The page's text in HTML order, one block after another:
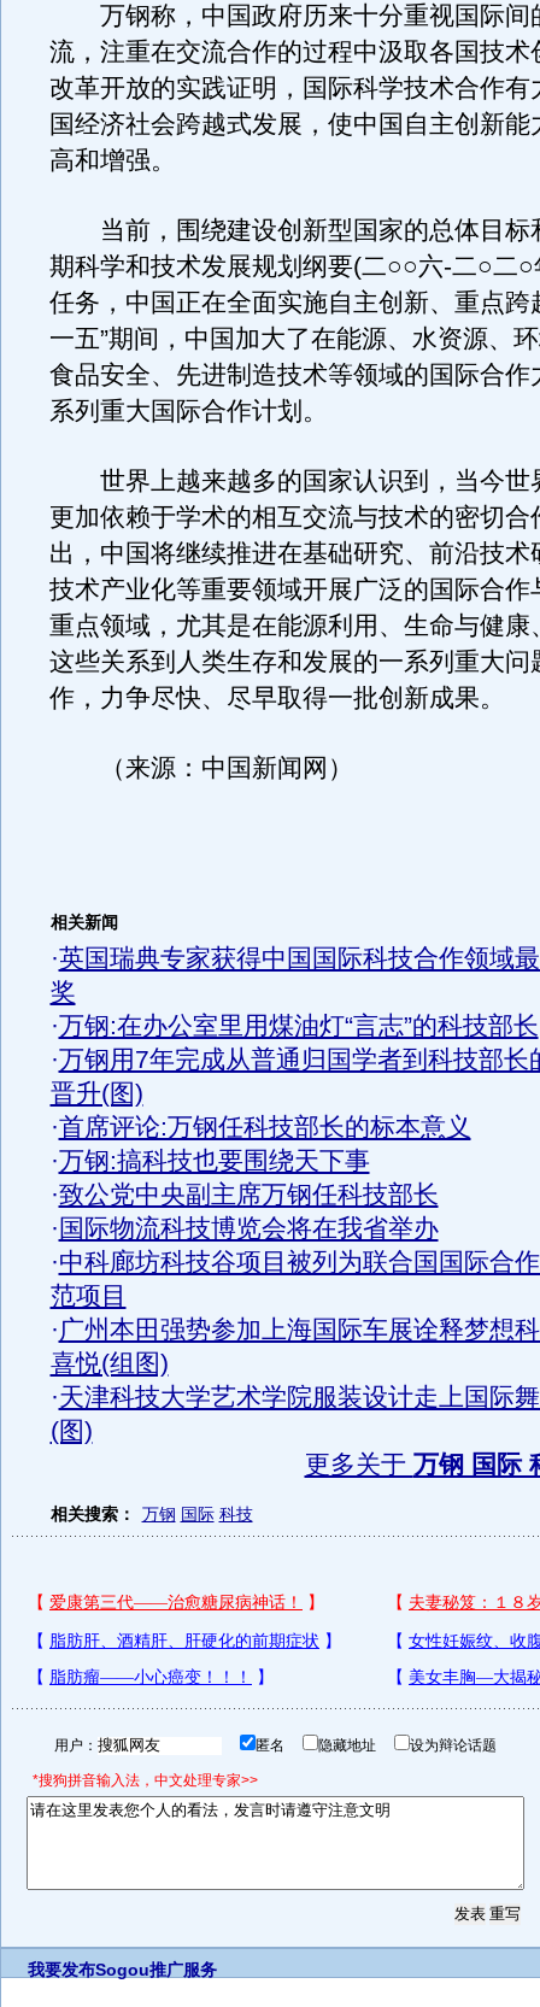
万钢称，中国政府历来十分重视国际间
流，注重在交流合作的过程中汲取各国技术
改革开放的实践证明，国际科学技术合作有
国经济社会跨越式发展，使中国自主创新能
高和增强。
当前，围绕建设创新型国家的总体目标
期科学和技术发展规划纲要(二○○六-二○二
任务，中国正在全面实施自主创新、重点跨
一五”期间，中国加大了在能源、水资源、
食品安全、先进制造技术等领域的国际合作
系列重大国际合作计划。
世界上越来越多的国家认识到，当今世
更加依赖于学术的相互交流与技术的密切合
出，中国将继续推进在基础研究、前沿技术
技术产业化等重要领域开展广泛的国际合作
重点领域，尤其是在能源利用、生命与健康
这些关系到人类生存和发展的一系列重大问
作，力争尽快、尽早取得一批创新成果。
（来源：中国新闻网）
相关新闻
·英国瑞典专家获得中国国际科技合作领域
奖
·万钢:在办公室里用煤油灯“言志”的科技部长
·万钢用7年完成从普通归国学者到科技部长
晋升(图)
·首席评论:万钢任科技部长的标本意义
·万钢:搞科技也要围绕天下事
·致公党中央副主席万钢任科技部长
· 国际物流科技博览会将在我省举办
·中科廊坊科技谷项目被列为联合国国际合
范项目
·广州本田强势参加上海国际车展诠释梦想
喜悦(组图)
·天津科技大学艺术学院服装设计走上国际
(图)
更多关于 万钢 国际
相关搜索： 万钢 国际 科技
用户： 匿名 隐藏地址 设为辩论话题
*搜狗拼音输入法，中文处理专家>>
我要发布Sogou推广服务